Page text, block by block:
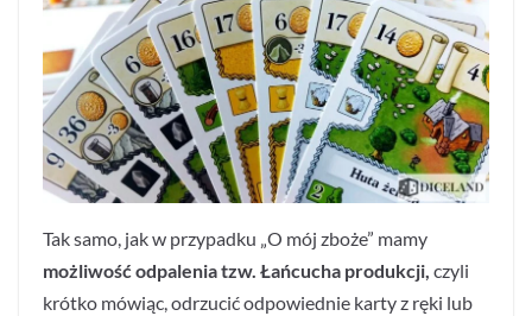
Tak samo, jak w przypadku „O mój zboże” mamy
możliwość odpalenia tzw. Łańcucha produkcji, czyli
krótko mówiąc, odrzucić odpowiednie karty z ręki lub